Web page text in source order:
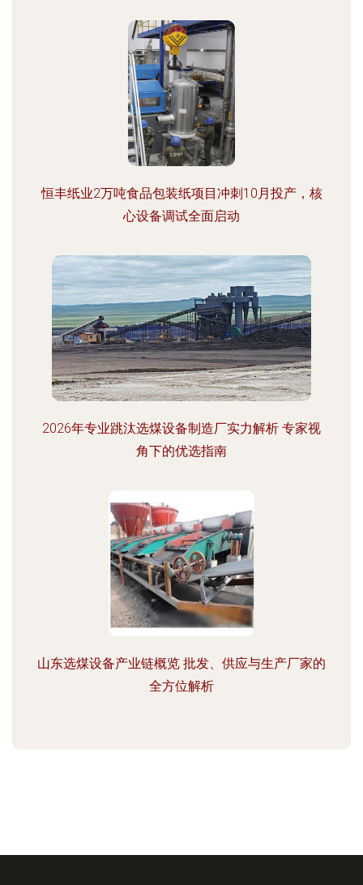
恒丰纸业2万吨食品包装纸项目冲刺10月投产，核
心设备调试全面启动
2026年专业跳汰选煤设备制造厂实力解析 专家视
角下的优选指南
山东选煤设备产业链概览 批发、供应与生产厂家的
全方位解析